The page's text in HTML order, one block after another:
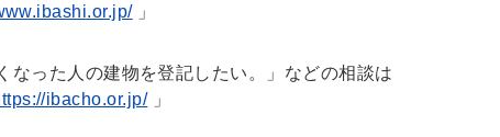
」
なった人の建物を登記したい。」などの相談は
ibacho.or.jp/」